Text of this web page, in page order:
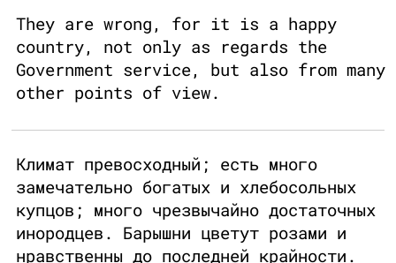
They are wrong, for it is a happy
country, not only as regards the
Government service, but also from many
other points of view.
Климат превосходный; есть много
замечательно богатых и хлебосольных
купцов; много чрезвычайно достаточных
инородцев. Барышни цветут розами и
нравственны до последней крайности.